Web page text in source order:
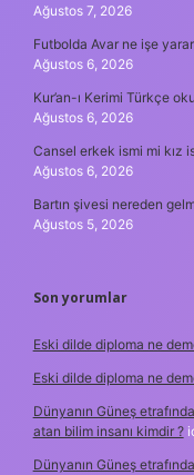
Ağustos 7, 2026
Futbolda Avar ne işe
Ağustos 6, 2026
Kur’an-ı Kerimi Türkçe
Ağustos 6, 2026
Cansel erkek ismi mi kız
Ağustos 6, 2026
Bartın şivesi nereden
Ağustos 5, 2026
Son yorumlar
Eski dilde diploma ne
Eski dilde diploma ne
Dünyanın Güneş
atan bilim insanı kimdir ?
Dünyanın Güneş